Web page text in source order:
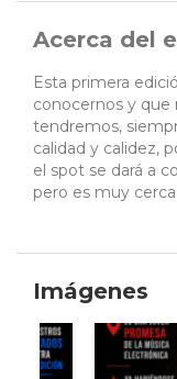
Acerca del
Esta primera
conocernos y que
tendremos,
calidad y calidez,
el spot se dará a
pero es muy
Imágenes